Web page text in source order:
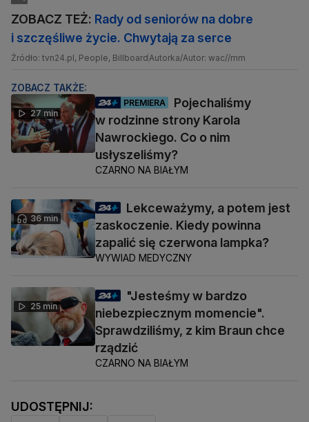
ZOBACZ TEŻ: Rady od seniorów na dobre
i szczęśliwe życie. Chwytają za serce
Źródło: tvn24.pl, People, BillboardAutorka/Autor: wac//mm
ZOBACZ TAKŻE:
27 min
PREMIERA
Pojechaliśmy
w rodzinne strony Karola
Nawrockiego. Co o nim
usłyszeliśmy?
CZARNO NA BIAŁYM
36 min
Lekceważymy, a potem jest
zaskoczenie. Kiedy powinna
zapalić się czerwona lampka?
WYWIAD MEDYCZNY
25 min
"Jesteśmy w bardzo
niebezpiecznym momencie".
Sprawdziliśmy, z kim Braun chce
rządzić
CZARNO NA BIAŁYM
UDOSTĘPNIJ: